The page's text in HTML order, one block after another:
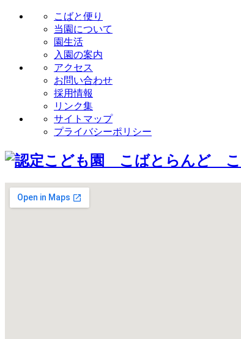
こばと便り
当園について
園生活
入園の案内
アクセス
お問い合わせ
採用情報
リンク集
サイトマップ
プライバシーポリシー